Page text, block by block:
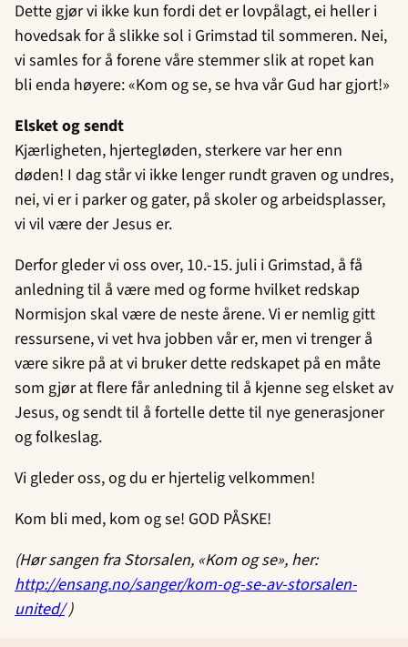
Dette gjør vi ikke kun fordi det er lovpålagt, ei heller i
hovedsak for å slikke sol i Grimstad til sommeren. Nei,
vi samles for å forene våre stemmer slik at ropet kan
bli enda høyere: «Kom og se, se hva vår Gud har gjort!»
Elsket og sendt
Kjærligheten, hjertegløden, sterkere var her enn
døden! I dag står vi ikke lenger rundt graven og undres,
nei, vi er i parker og gater, på skoler og arbeidsplasser,
vi vil være der Jesus er.
Derfor gleder vi oss over, 10.-15. juli i Grimstad, å få
anledning til å være med og forme hvilket redskap
Normisjon skal være de neste årene. Vi er nemlig gitt
ressursene, vi vet hva jobben vår er, men vi trenger å
være sikre på at vi bruker dette redskapet på en måte
som gjør at flere får anledning til å kjenne seg elsket av
Jesus, og sendt til å fortelle dette til nye generasjoner
og folkeslag.
Vi gleder oss, og du er hjertelig velkommen!
Kom bli med, kom og se! GOD PÅSKE!
(Hør sangen fra Storsalen, «Kom og se», her:
http://ensang.no/sanger/kom-og-se-av-storsalen-
united/)